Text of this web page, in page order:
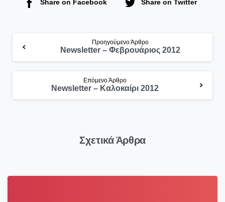
Share on Facebook Share on Twitter
Reading
Προηγούμενο Άρθρο
Newsletter – Φεβρουάριος 2012
Επόμενο Άρθρο
Newsletter – Καλοκαίρι 2012
Σχετικά Άρθρα